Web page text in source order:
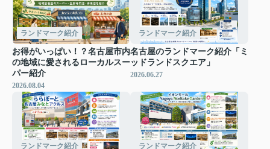
ランドマーク紹介
お得がいっぱい！？名古屋市内
の地域に愛されるローカルスー
パー紹介
2026.08.04
ランドマーク紹介
名古屋のランドマーク紹介「ミ
ッドランドスクエア」
2026.06.27
ランドマーク紹介 ランドマーク紹介